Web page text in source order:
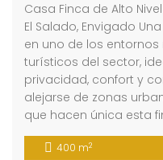
Casa Finca de Alto
El Salado, Envigado
en uno de los
turísticos del sector,
privacidad, confort y
alejarse de zonas
que hacen única esta
400 m2